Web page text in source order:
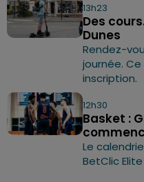
13h23
Des
Dunes
Rendez-
journée.
inscription.
12h30
Basket :
Le
BetClic